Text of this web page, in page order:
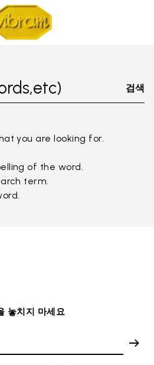
검색
you are looking for.
of the word.
term.
놓치지 마세요